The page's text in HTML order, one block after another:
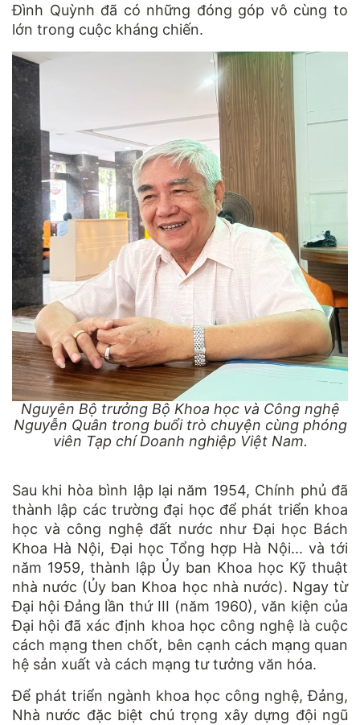
Đình Quỳnh đã có những đóng góp vô cùng to
lớn trong cuộc kháng chiến.
Nguyên Bộ trưởng Bộ Khoa học và Công nghệ
Nguyễn Quân trong buổi trò chuyện cùng phóng
viên Tạp chí Doanh nghiệp Việt Nam.
Sau khi hòa bình lập lại năm 1954, Chính phủ đã
thành lập các trường đại học để phát triển khoa
học và công nghệ đất nước như Đại học Bách
Khoa Hà Nội, Đại học Tổng hợp Hà Nội... và tới
năm 1959, thành lập Ủy ban Khoa học Kỹ thuật
nhà nước (Ủy ban Khoa học nhà nước). Ngay từ
Đại hội Đảng lần thứ III (năm 1960), văn kiện của
Đại hội đã xác định khoa học công nghệ là cuộc
cách mạng then chốt, bên cạnh cách mạng quan
hệ sản xuất và cách mạng tư tưởng văn hóa.
Để phát triển ngành khoa học công nghệ, Đảng,
Nhà nước đặc biệt chú trọng xây dựng đội ngũ